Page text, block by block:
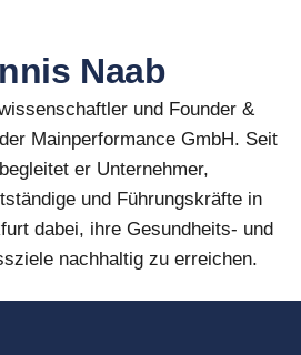
Naab
und Founder &
Mainperformance GmbH. Seit
er Unternehmer,
und Führungskräfte in
dabei, ihre Gesundheits- und
nachhaltig zu erreichen.